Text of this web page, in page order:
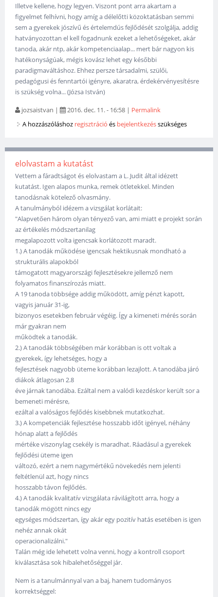
Illetve kellene, hogy legyen. Viszont pont arra akartam a
figyelmet felhívni, hogy amíg a délelőtti közoktatásban semmi
sem a gyerekek jószívű és értelemdús fejlődését szolgálja, addig
hatványozottan el kell fogadnunk ezeket a lehetőségeket, akár
tanoda, akár ntp, akár kompetenciaalap... mert bár nagyon kis
hatékonyságúak, mégis kovász lehet egy későbbi
paradigmaváltáshoz. Ehhez persze társadalmi, szülői,
pedagógusi és fenntartói igényre, akaratra, érdekérvényesítésre
is szükség volna... (Józsa István)
jozsaistvan | 2016. dec. 11. - 16:58 | Permalink
A hozzászóláshoz regisztráció és bejelentkezésszükséges
elolvastam a kutatást
Vettem a fáradtságot és elolvastam a L. Judit által idézett
kutatást. Igen alapos munka, remek ötletekkel. Minden
tanodásnak kötelező olvasmány.
A tanulmányból idézem a vizsgálat korlátait:
"Alapvetően három olyan tényező van, ami miatt e projekt során
az értékelés módszertanilag
megalapozott volta igencsak korlátozott maradt.
1.) A tanodák működése igencsak hektikusnak mondható a
strukturális alapokból
támogatott magyarországi fejlesztésekre jellemző nem
folyamatos finanszírozás miatt.
A 19 tanoda többsége addig működött, amíg pénzt kapott,
vagyis január 31-ig,
bizonyos esetekben február végéig. Így a kimeneti mérés során
már gyakran nem
működtek a tanodák.
2.) A tanodák többségében már korábban is ott voltak a
gyerekek, így lehetséges, hogy a
fejlesztések nagyobb üteme korábban lezajlott. A tanodába járó
diákok átlagosan 2.8
éve járnak tanodába. Ezáltal nem a valódi kezdéskor került sor a
bemeneti mérésre,
ezáltal a valóságos fejlődés kisebbnek mutatkozhat.
3.) A kompetenciák fejlesztése hosszabb időt igényel, néhány
hónap alatt a fejlődés
mértéke viszonylag csekély is maradhat. Ráadásul a gyerekek
fejlődési üteme igen
változó, ezért a nem nagymértékű növekedés nem jelenti
feltétlenül azt, hogy nincs
hosszabb távon fejlődés.
4.) A tanodák kvalitatív vizsgálata rávilágított arra, hogy a
tanodák mögött nincs egy
egységes módszertan, így akár egy pozitív hatás esetében is igen
nehéz annak okát
operacionalizálni."
Talán még ide lehetett volna venni, hogy a kontroll csoport
kiválasztása sok hibalehetőséggel jár.
Nem is a tanulmánnyal van a baj, hanem tudományos
korrektséggel: